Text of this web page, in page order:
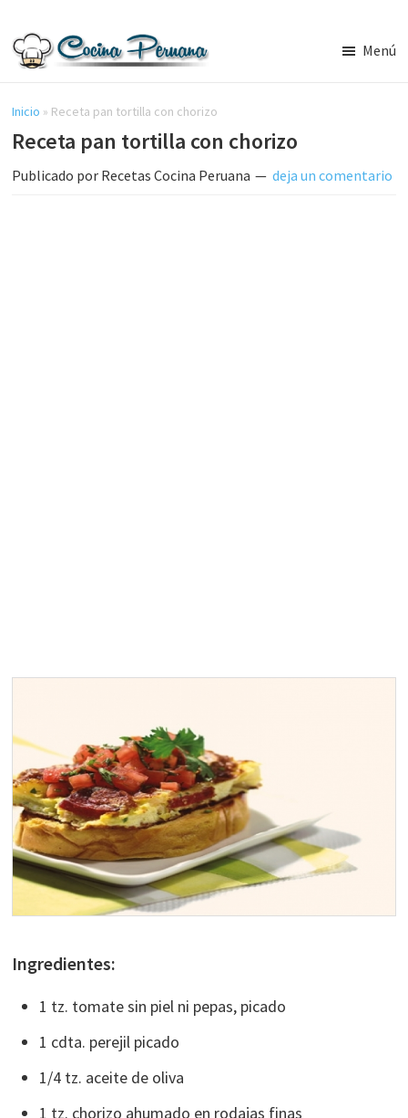
contenido
lateral
principal
Cocina
Peruana,
Recetas
de
Comida
Menú
Inicio » Receta pan tortilla con chorizo
Receta pan tortilla con chorizo
Publicado por Recetas Cocina Peruana deja un comentario
Ingredientes:
1 tz. tomate sin piel ni pepas, picado
1 cdta. perejil picado
1/4 tz. aceite de oliva
1 tz. chorizo ahumado en rodajas finas